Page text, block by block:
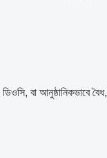
বা আনুষ্ঠানিকভাবে বৈধ,